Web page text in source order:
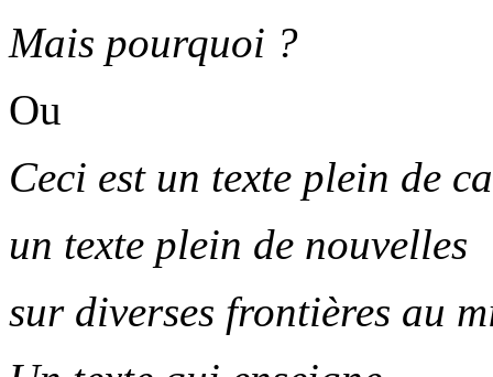
Mais pourquoi ?
Ou
Ceci est un texte plein de
un texte plein de nouvelles
sur diverses frontières au